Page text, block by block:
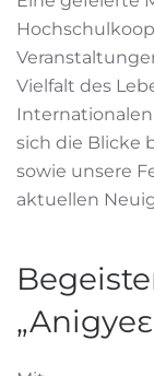
Vielfalt des
Internationalen
sich die Blicke
sowie unsere
aktuellen